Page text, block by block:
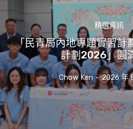
精選資訊
「民青局內地專題實習計
計劃2026」圓
Chow Ken - 2026 年